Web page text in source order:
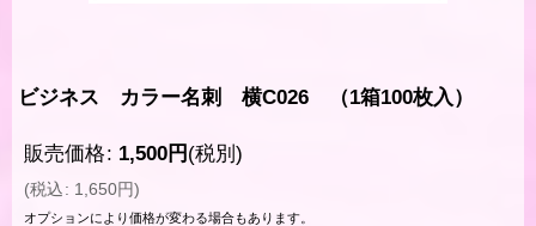
ビジネス カラー名刺 横C026 （1箱100枚入）
販売価格: 1,500円 (税別)
(税込: 1,650円)
オプションにより価格が変わる場合もあります。